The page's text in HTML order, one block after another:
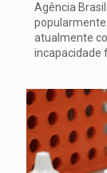
Agência
atualmente
incapacidade